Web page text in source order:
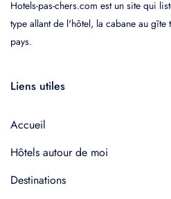
Hotels-pas-chers.com est un site qui
type allant de l'hôtel, la cabane au
pays.
Liens utiles
Accueil
Hôtels autour de moi
Destinations